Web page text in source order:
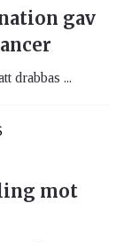
gav
drabbas ...
mot